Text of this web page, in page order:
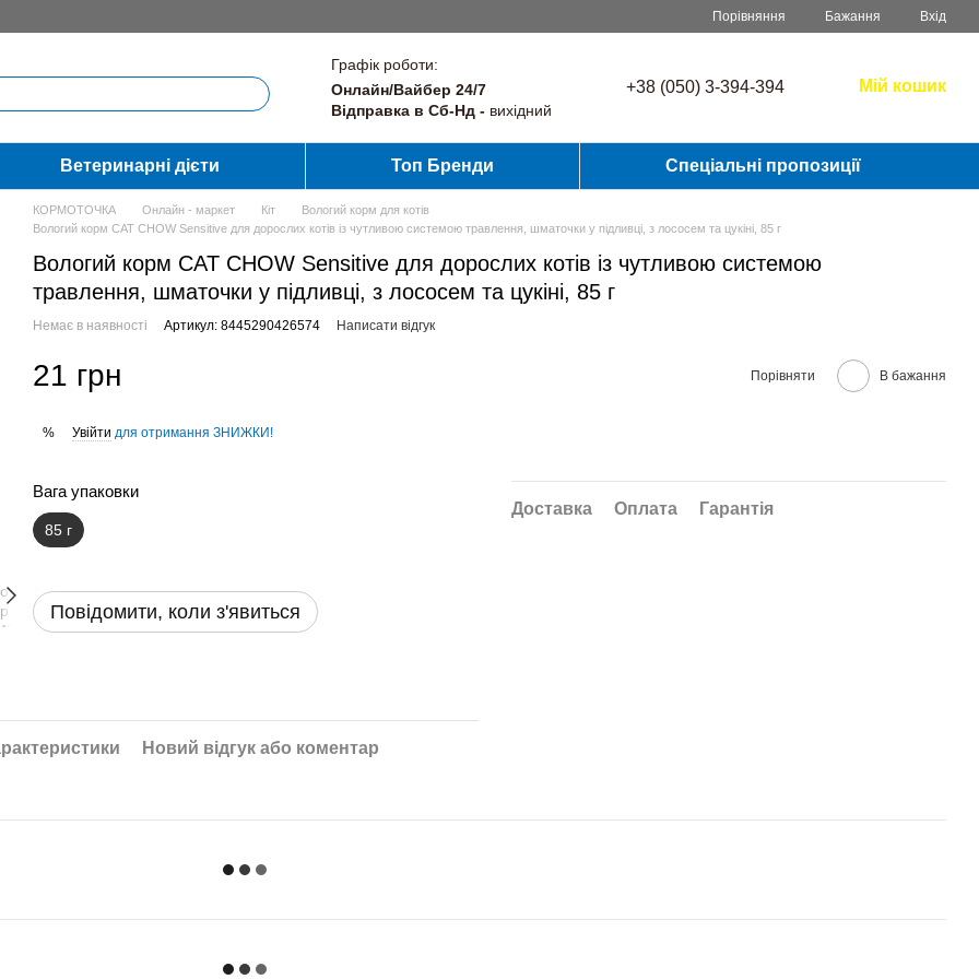
Порівняння Бажання Вхід
Графік роботи:
Онлайн/Вайбер 24/7
Відправка в Сб-Нд - вихідний
+38 (050) 3-394-394 Мій кошик
Ветеринарні дієти Топ Бренди Спеціальні пропозиції
КОРМОТОЧКА Онлайн - маркет Кіт
Вологий корм для котів
Вологий корм CAT CHOW Sensitive для дорослих котів із чутливою системою травлення, шматочки у підливці, з лососем та цукіні, 85 г
Вологий корм CAT CHOW Sensitive для дорослих котів із чутливою системою
травлення, шматочки у підливці, з лососем та цукіні, 85 г
Немає в наявності Артикул: 8445290426574 Написати відгук
21 грн Порівняти В бажання
% Увійти для отримання ЗНИЖКИ!
Вага упаковки
85 г
Повідомити, коли з'явиться
Доставка Оплата Гарантія
Новий відгук або коментар